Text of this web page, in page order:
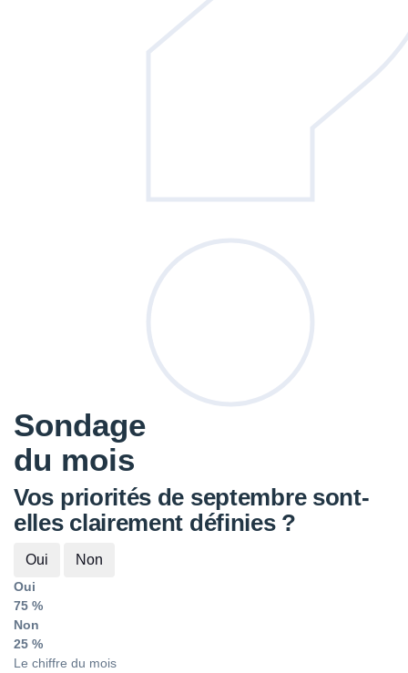
Sondage
du mois
Vos priorités de septembre sont-
elles clairement définies ?
Oui Non
Oui
75 %
Non
25 %
Le chiffre du mois